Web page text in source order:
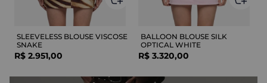
SLEEVELESS BLOUSE VISCOSE
SNAKE
R$ 2.951,00
BALLOON BLOUSE SILK
OPTICAL WHITE
R$ 3.320,00